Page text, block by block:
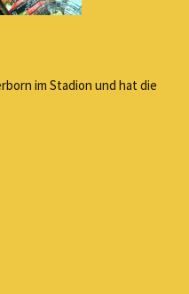
im Stadion und hat die